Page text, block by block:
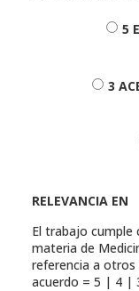
5
3
RELEVANCIA EN
El trabajo cumple
materia de
referencia a
acuerdo = 5 | 4 |